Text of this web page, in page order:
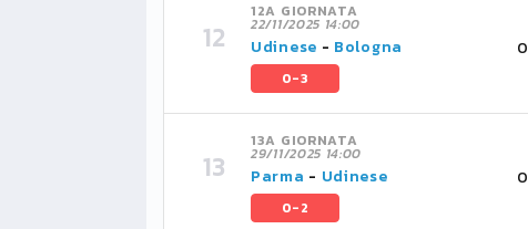
12A GIORNATA
22/11/2025 14:00
Udinese - Bologna
0-3
0
13A GIORNATA
29/11/2025 14:00
Parma - Udinese
0-2
0